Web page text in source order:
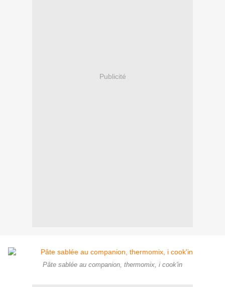
Publicité
Pâte sablée au companion, thermomix, i cook'in